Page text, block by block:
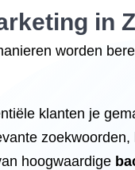
in
worden
klanten je
zoekwoorden,
hoogwaardige